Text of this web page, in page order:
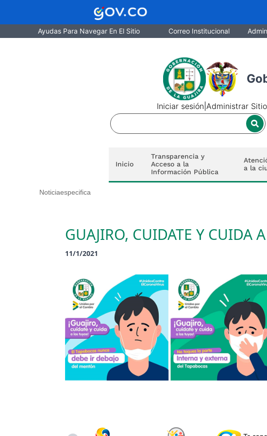
Ayudas Para Navegar En El Sitio Correo Institucional
Iniciar sesión |Administrar Sitio
Inicio
Transparencia y
Acceso a la
Información Pública
a la
Noticiaespecifica
GUAJIRO, CUIDATE Y CUIDA
11/1/2021